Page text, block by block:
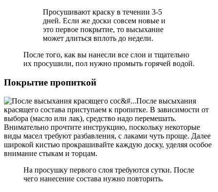
Просушивают краску в течении 3-5
дней. Если же доски совсем новые и
это первое покрытие, то высыхание
может длиться вплоть до недели.
После того, как вы нанесли все слои и тщательно
их просушили, пол нужно промыть горячей водой.
Покрытие пропиткой
После высыхания
красящего состава приступаем к пропитке. В зависимости от
выбора (масло или лак), средство надо перемешать.
Внимательно прочтите инструкцию, поскольку некоторые
виды масел требуют разбавления, с лаками чуть проще. Далее
широкой кистью прокрашивайте каждую доску, уделяя особое
внимание стыкам и торцам.
На просушку первого слоя требуются сутки. После
чего нанесение состава нужно повторить.